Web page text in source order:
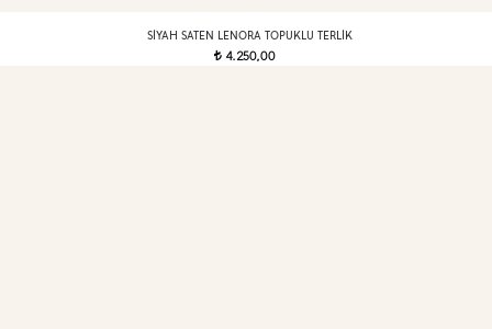
SIYAH SATEN LENORA TOPUKLU TERLIK
t 4.250,00